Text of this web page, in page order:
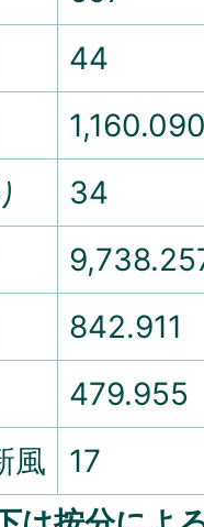
44
34
842.911
479.955
風
17